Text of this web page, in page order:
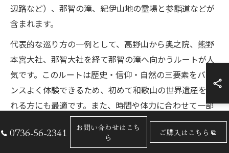
辺路など）、那智の滝、紀伊山地の霊場と参詣道などが
含まれます。
代表的な巡り方の一例として、高野山から奥之院、熊野
本宮大社、那智大社を経て那智の滝へ向かうルートが人
気です。このルートは歴史・信仰・自然の三要素をバラ
ンスよく体験できるため、初めて和歌山の世界遺産を訪
れる方にも最適です。また、時間や体力に合わせて一部
のスポットだけを選び、個別に訪れる方法もあります。
移動手段は公共交通機関やレンタカーが利用でき、各世
0736-56-2341
お問い合わせはこち
ら
ご購入はこちら